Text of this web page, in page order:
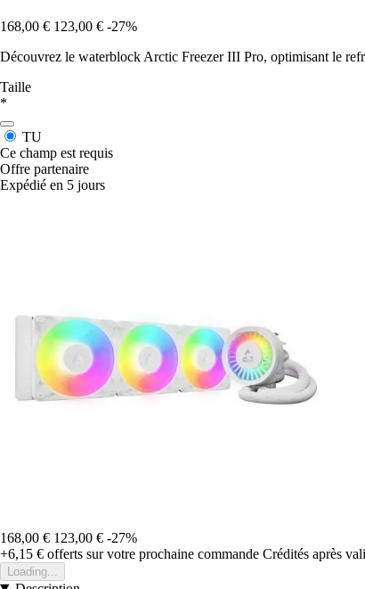
168,00 € 123,00 € -27%
Découvrez le waterblock Arctic Freezer III Pro, optimisant le
Taille
*
TU
Ce champ est requis
Offre partenaire
Expédié en 5 jours
168,00 € 123,00 € -27%
+6,15 € offerts sur votre prochaine commande Crédités après
Loading...